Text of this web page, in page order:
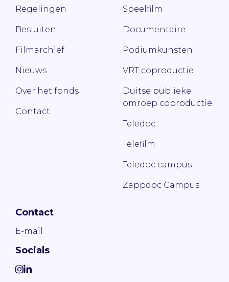
Regelingen
Besluiten
Filmarchief
Nieuws
Over het fonds
Contact
Speelfilm
Documentaire
Podiumkunsten
VRT coproductie
Duitse publieke
omroep coproductie
Teledoc
Telefilm
Teledoc campus
Zappdoc Campus
Contact
E-mail
Socials